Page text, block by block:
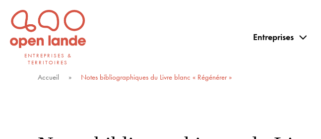
Aller
directement
au
contenuENTREPRISES &
TERRITOIRES
Open Lande
Entreprises & territoires
Entreprises
Accueil » Notes bibliographiques du Livre blanc « Régénérer »